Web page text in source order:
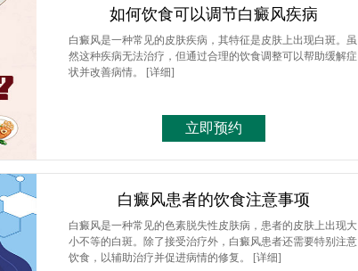
如何饮食可以调节白癜风疾病
白癜风是一种常见的皮肤疾病，其特征是皮肤上出现白斑。虽
然这种疾病无法治疗，但通过合理的饮食调整可以帮助缓解症
状并改善病情。
[详细]
立即预约
白癜风患者的饮食注意事项
白癜风是一种常见的色素脱失性皮肤病，患者的皮肤上出现大
小不等的白斑。除了接受治疗外，白癜风患者还需要特别注意
饮食，以辅助治疗并促进病情的修复。
[详细]